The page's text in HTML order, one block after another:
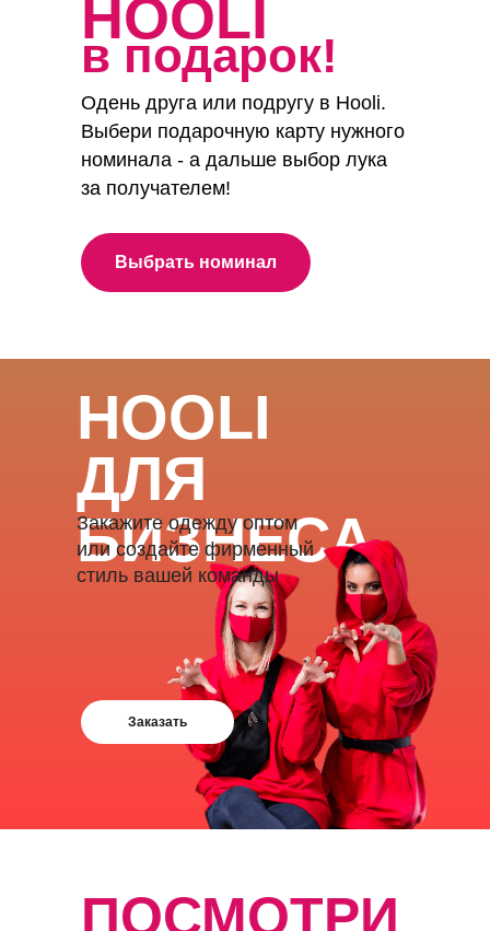
HOOLI
в подарок!
Одень друга или подругу в Hooli.
Выбери подарочную карту нужного
номинала - а дальше выбор лука
за получателем!
Выбрать номинал
HOOLI
ДЛЯ
БИЗНЕСА
Закажите одежду оптом
или создайте фирменный
стиль вашей команды
Заказать
ПОСМОТРИ